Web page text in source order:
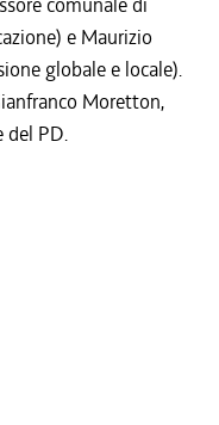
e Maurizio
globale e locale).
Moretton,
del PD.